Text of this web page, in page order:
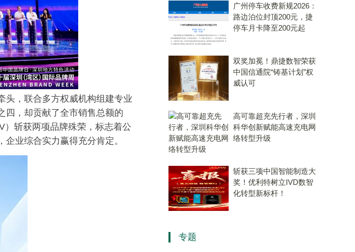
头，联合多方权威机构组建专业
四，却贡献了全市销售总额的
）斩获两项品牌殊荣，标志着公
业综合实力赢得充分肯定。
广州停车收费新规2026：
路边泊位封顶200元，捷
停车月卡降至200元起
双奖加冕！鼎捷数智荣获
中国信通院“铸基计划”权
威认可
高可靠超充先行者，深圳
科华创新赋能高速充电网
络转型升级
斩获三项中国智能制造大
奖！优利特树立IVD数智
化转型新标杆！
专题